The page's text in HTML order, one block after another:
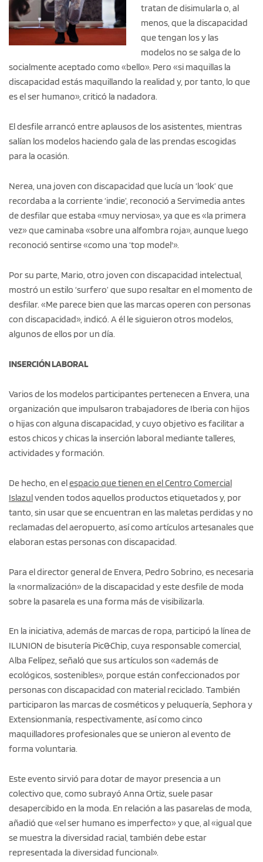
tratan de disimularla o, al
menos, que la discapacidad
que tengan los y las
modelos no se salga de lo
socialmente aceptado como «bello». Pero «si maquillas la
discapacidad estás maquillando la realidad y, por tanto, lo que
es el ser humano», criticó la nadadora.
El desfile arrancó entre aplausos de los asistentes, mientras
salían los modelos haciendo gala de las prendas escogidas
para la ocasión.
Nerea, una joven con discapacidad que lucía un ‘look’ que
recordaba a la corriente ‘indie’, reconoció a Servimedia antes
de desfilar que estaba «muy nerviosa», ya que es «la primera
vez» que caminaba «sobre una alfombra roja», aunque luego
reconoció sentirse «como una ‘top model'».
Por su parte, Mario, otro joven con discapacidad intelectual,
mostró un estilo ‘surfero’ que supo resaltar en el momento de
desfilar. «Me parece bien que las marcas operen con personas
con discapacidad», indicó. A él le siguieron otros modelos,
algunos de ellos por un día.
INSERCIÓN LABORAL
Varios de los modelos participantes pertenecen a Envera, una
organización que impulsaron trabajadores de Iberia con hijos
o hijas con alguna discapacidad, y cuyo objetivo es facilitar a
estos chicos y chicas la inserción laboral mediante talleres,
actividades y formación.
De hecho, en elespacio que tienen en el Centro Comercial
Islazulvenden todos aquellos productos etiquetados y, por
tanto, sin usar que se encuentran en las maletas perdidas y no
reclamadas del aeropuerto, así como artículos artesanales que
elaboran estas personas con discapacidad.
Para el director general de Envera, Pedro Sobrino, es necesaria
la «normalización» de la discapacidad y este desfile de moda
sobre la pasarela es una forma más de visibilizarla.
En la iniciativa, además de marcas de ropa, participó la línea de
ILUNION de bisutería Pic&Chip, cuya responsable comercial,
Alba Felípez, señaló que sus artículos son «además de
ecológicos, sostenibles», porque están confeccionados por
personas con discapacidad con material reciclado. También
participaron las marcas de cosméticos y peluquería, Sephora y
Extensionmanía, respectivamente, así como cinco
maquilladores profesionales que se unieron al evento de
forma voluntaria.
Este evento sirvió para dotar de mayor presencia a un
colectivo que, como subrayó Anna Ortiz, suele pasar
desapercibido en la moda. En relación a las pasarelas de moda,
añadió que «el ser humano es imperfecto» y que, al «igual que
se muestra la diversidad racial, también debe estar
representada la diversidad funcional».